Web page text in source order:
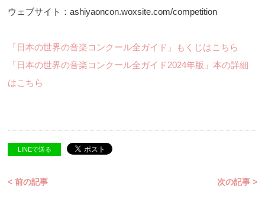
ウェブサイト：ashiyaoncon.woxsite.com/competition
「日本の世界の音楽コンクール全ガイド」もくじはこちら
「日本の世界の音楽コンクール全ガイド2024年版」本の詳細
はこちら
LINEで送る
< 前の記事 次の記事 >